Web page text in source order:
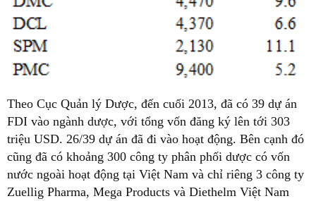
Theo Cục Quản lý Dược, đến cuối 2013, đã có 39 dự án
FDI vào ngành dược, với tổng vốn đăng ký lên tới 303
triệu USD. 26/39 dự án đã đi vào hoạt động. Bên cạnh đó
cũng đã có khoảng 300 công ty phân phối dược có vốn
nước ngoài hoạt động tại Việt Nam và chỉ riêng 3 công ty
Zuellig Pharma, Mega Products và Diethelm Việt Nam